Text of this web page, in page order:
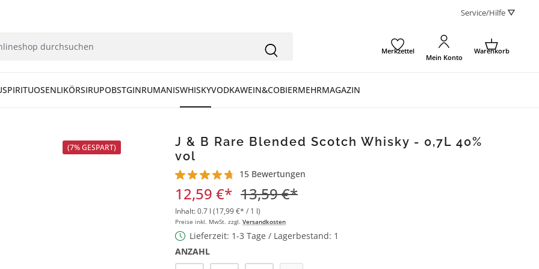
Service/Hilfe ⛛
Merkzettel
Mein Konto
Warenkorb
SPIRITUOSENLIKÖRSIRUPOBSTGINRUMANISWHISKYVODKAWEIN&COBIERMEHRMAGAZIN
(7% GESPART)
J & B Rare Blended Scotch Whisky - 0,7L 40%
vol
Durchschnittliche Bewertung von 4.7 von 5 Sternen
15 Bewertungen
12,59 €* 13,59 €*
Inhalt:0.7 l (17,99 €* / 1 l)
Preise inkl. MwSt. zzgl. Versandkosten
Lieferzeit: 1-3 Tage / Lagerbestand: 1
ANZAHL